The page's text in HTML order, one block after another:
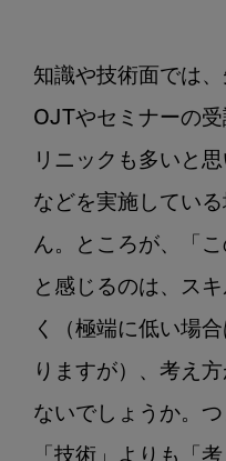
知識や技術面では
OJTやセミナーの
リニックも多いと
などを実施してい
ん。ところが、「
と感じるのは、ス
く（極端に低い場
りますが）、考え
ないでしょうか。つ